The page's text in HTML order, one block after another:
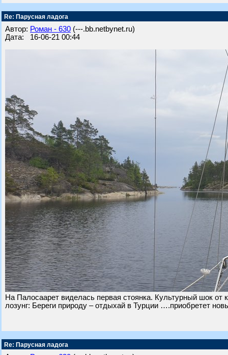
Re: Парусная ладога
Автор: Роман - 630 (---.bb.netbynet.ru)
Дата: 16-06-21 00:44
На Палосаарет виделась первая стоянка. Культурный шок
лозунг: Береги природу – отдыхай в Турции ….приобретет
Re: Парусная ладога